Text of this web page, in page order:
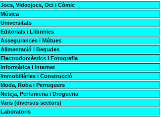
Jocs, Videojocs, Oci i Còmic
Música
Universitats
Editorials i Llibreries
Assegurances i Mútues
Alimentació i Begudes
Electrodomèstics i Fotografia
Informàtica i Internet
Immobiliàries i Construcció
Moda, Roba i Perruquers
Neteja, Perfumeria i Drogueria
Varis (diversos sectors)
Laboratoris